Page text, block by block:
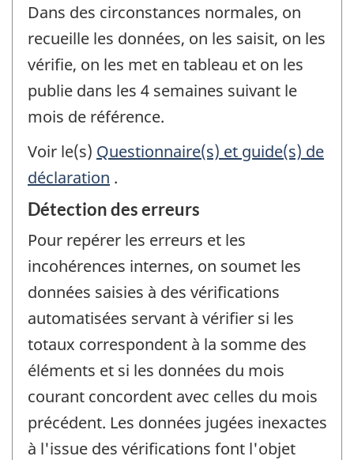
Dans des circonstances normales, on
recueille les données, on les saisit, on les
vérifie, on les met en tableau et on les
publie dans les 4 semaines suivant le
mois de référence.
Voir le(s) Questionnaire(s) et guide(s) de
déclaration .
Détection des erreurs
Pour repérer les erreurs et les
incohérences internes, on soumet les
données saisies à des vérifications
automatisées servant à vérifier si les
totaux correspondent à la somme des
éléments et si les données du mois
courant concordent avec celles du mois
précédent. Les données jugées inexactes
à l'issue des vérifications font l'objet